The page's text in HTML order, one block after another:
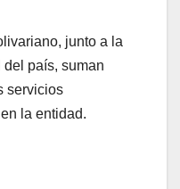
junto a la
país, suman
servicios
la entidad.